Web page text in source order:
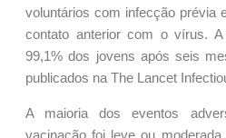
voluntários com infecção prévia
contato anterior com o vírus.
99,1% dos jovens após seis
publicados na The Lancet
A maioria dos eventos